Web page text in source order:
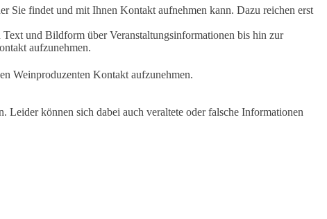
Sie findet und mit Ihnen Kontakt aufnehmen kann. Dazu reichen erst
und Bildform über Veranstaltungsinformationen bis hin zur
aufzunehmen.
Weinproduzenten Kontakt aufzunehmen.
können sich dabei auch veraltete oder falsche Informationen